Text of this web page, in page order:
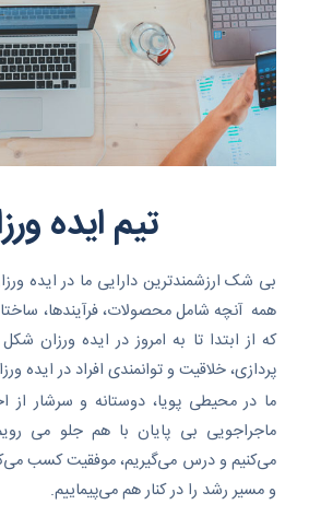
تیم ایده
بی شک ارزشمندترین دارایی ما در ایده ورزان
همه آنچه شامل محصولات، فرآیندها،
که از ابتدا تا به امروز در ایده ورزان شکل
پردازی، خلاقیت و توانمندی افراد در ایده
ما در محیطی پویا، دوستانه و سرشار از
ماجراجویی بی پایان با هم جلو می
می‌کنیم و درس می‌گیریم، موفقیت کسب
و مسیر رشد را در کنار هم می‌پیماییم.